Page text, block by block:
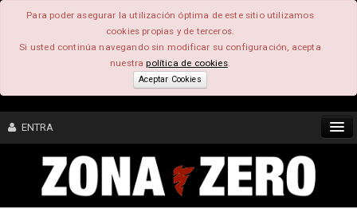
Para poder asegurar la utilización óptima de este sitio utilizamos
cookies propias y de terceros.
Si usted continúa navegando sin modificar su configuración, acepta
nuestrapolítica de cookies.
Aceptar Cookies
ENTRA
CONTENIDO